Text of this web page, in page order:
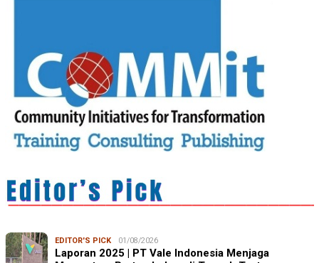
EDITOR'S PICK 01/08/2026
Laporan 2025 | PT Vale Indonesia Menjaga